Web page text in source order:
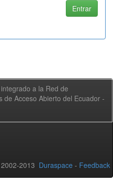
a la Red de
de Acceso Abierto del Ecuador -
2013 Duraspace - Feedback